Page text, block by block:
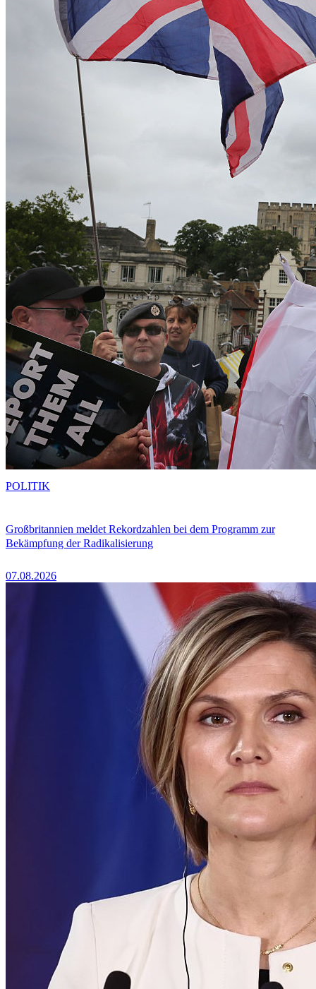
Großbritannien meldet Rekordzahlen bei dem Programm zur
Bekämpfung der Radikalisierung
07.08.2026
POLITIK